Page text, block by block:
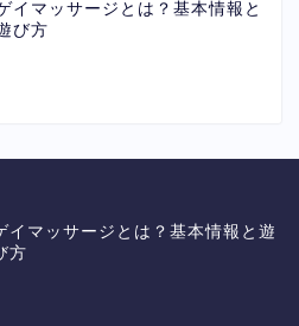
イマッサージとは？基本情報と
び方
イマッサージとは？基本情報と遊
方